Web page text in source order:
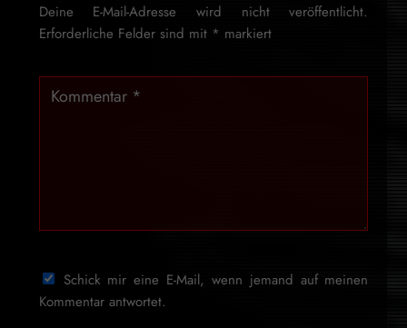
Deine E-Mail-Adresse wird nicht veröffentlicht.
Erforderliche Felder sind mit * markiert
Schick mir eine E-Mail, wenn jemand auf meinen
Kommentar antwortet.